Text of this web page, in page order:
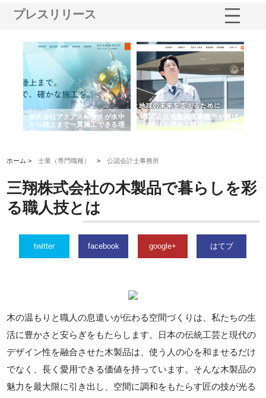
プレスリリース
株式会社アクアスペースが水中
から陸上まで一貫施工できる理
由
株式会社地盤調査事務所が選ば
れ続ける理由と建設コンサルの
強み
ホーム >士業（専門職種） >公認会計士事務所
三翔株式会社の木製品で暮らしを彩
る職人技とは
twitter facebook google+ はてブ
木の温もりと職人の息遣いが伝わる空間づくりは、私たちの生
活に豊かさと安らぎをもたらします。日本の伝統工芸と現代の
デザイン性を融合させた木製品は、使う人の心を和ませるだけ
でなく、長く愛用できる価値を持っています。そんな木製品の
魅力を最大限に引き出し、空間に調和をもたらす匠の技が光る